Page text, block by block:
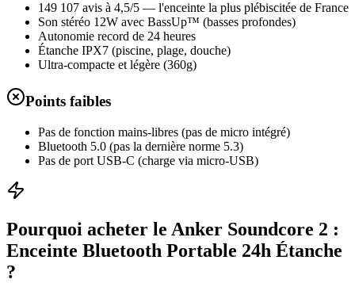
149 107 avis à 4,5/5 — l'enceinte la plus plébiscitée de France
Son stéréo 12W avec BassUp™ (basses profondes)
Autonomie record de 24 heures
Étanche IPX7 (piscine, plage, douche)
Ultra-compacte et légère (360g)
Points faibles
Pas de fonction mains-libres (pas de micro intégré)
Bluetooth 5.0 (pas la dernière norme 5.3)
Pas de port USB-C (charge via micro-USB)
Pourquoi acheter le Anker Soundcore 2 :
Enceinte Bluetooth Portable 24h Étanche
?